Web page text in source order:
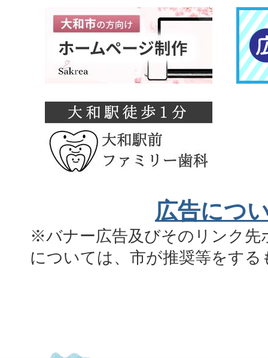
広告につ
※バナー広告及びそのリンク先
については、市が推奨等をす